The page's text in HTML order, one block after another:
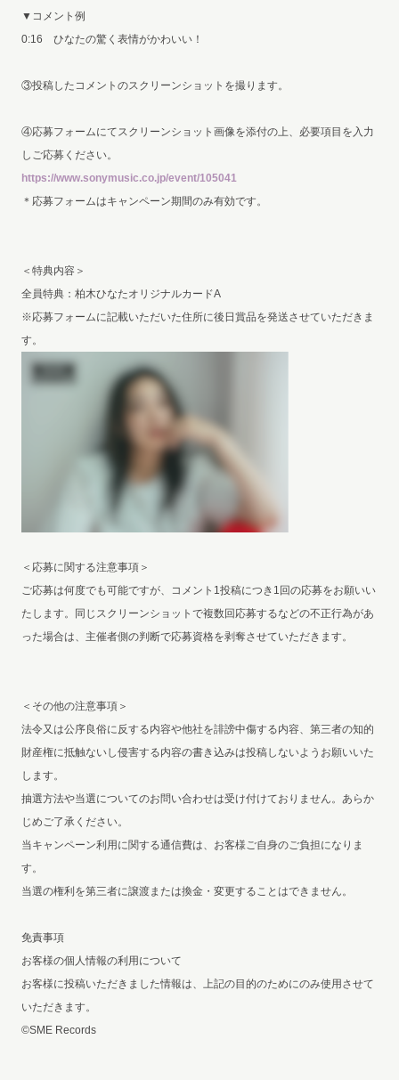
▼コメント例
0:16 ひなたの驚く表情がかわいい！
③投稿したコメントのスクリーンショットを撮ります。
④応募フォームにてスクリーンショット画像を添付の上、必要項目を入力
しご応募ください。
https://www.sonymusic.co.jp/event/105041
＊応募フォームはキャンペーン期間のみ有効です。
＜特典内容＞
全員特典：柏木ひなたオリジナルカードA
※応募フォームに記載いただいた住所に後日賞品を発送させていただきま
す。
＜応募に関する注意事項＞
ご応募は何度でも可能ですが、コメント1投稿につき1回の応募をお願いい
たします。同じスクリーンショットで複数回応募するなどの不正行為があ
った場合は、主催者側の判断で応募資格を剥奪させていただきます。
＜その他の注意事項＞
法令又は公序良俗に反する内容や他社を誹謗中傷する内容、第三者の知的
財産権に抵触ないし侵害する内容の書き込みは投稿しないようお願いいた
します。
抽選方法や当選についてのお問い合わせは受け付けておりません。あらか
じめご了承ください。
当キャンペーン利用に関する通信費は、お客様ご自身のご負担になりま
す。
当選の権利を第三者に譲渡または換金・変更することはできません。
免責事項
お客様の個人情報の利用について
お客様に投稿いただきました情報は、上記の目的のためにのみ使用させて
いただきます。
©SME Records